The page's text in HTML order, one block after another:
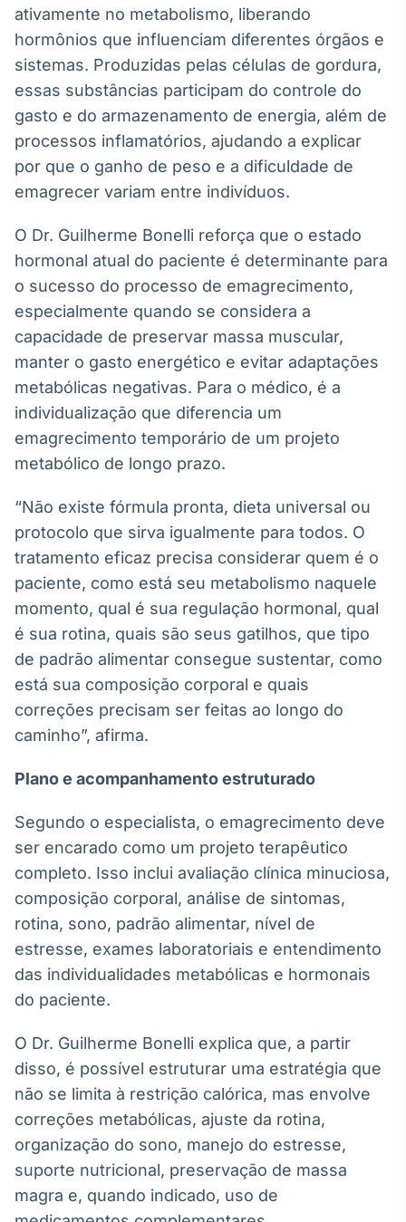
ativamente no metabolismo, liberando
hormônios que influenciam diferentes órgãos e
sistemas. Produzidas pelas células de gordura,
essas substâncias participam do controle do
gasto e do armazenamento de energia, além de
processos inflamatórios, ajudando a explicar
por que o ganho de peso e a dificuldade de
emagrecer variam entre indivíduos.
O Dr. Guilherme Bonelli reforça que o estado
hormonal atual do paciente é determinante para
o sucesso do processo de emagrecimento,
especialmente quando se considera a
capacidade de preservar massa muscular,
manter o gasto energético e evitar adaptações
metabólicas negativas. Para o médico, é a
individualização que diferencia um
emagrecimento temporário de um projeto
metabólico de longo prazo.
“Não existe fórmula pronta, dieta universal ou
protocolo que sirva igualmente para todos. O
tratamento eficaz precisa considerar quem é o
paciente, como está seu metabolismo naquele
momento, qual é sua regulação hormonal, qual
é sua rotina, quais são seus gatilhos, que tipo
de padrão alimentar consegue sustentar, como
está sua composição corporal e quais
correções precisam ser feitas ao longo do
caminho”, afirma.
Plano e acompanhamento estruturado
Segundo o especialista, o emagrecimento deve
ser encarado como um projeto terapêutico
completo. Isso inclui avaliação clínica minuciosa,
composição corporal, análise de sintomas,
rotina, sono, padrão alimentar, nível de
estresse, exames laboratoriais e entendimento
das individualidades metabólicas e hormonais
do paciente.
O Dr. Guilherme Bonelli explica que, a partir
disso, é possível estruturar uma estratégia que
não se limita à restrição calórica, mas envolve
correções metabólicas, ajuste da rotina,
organização do sono, manejo do estresse,
suporte nutricional, preservação de massa
magra e, quando indicado, uso de